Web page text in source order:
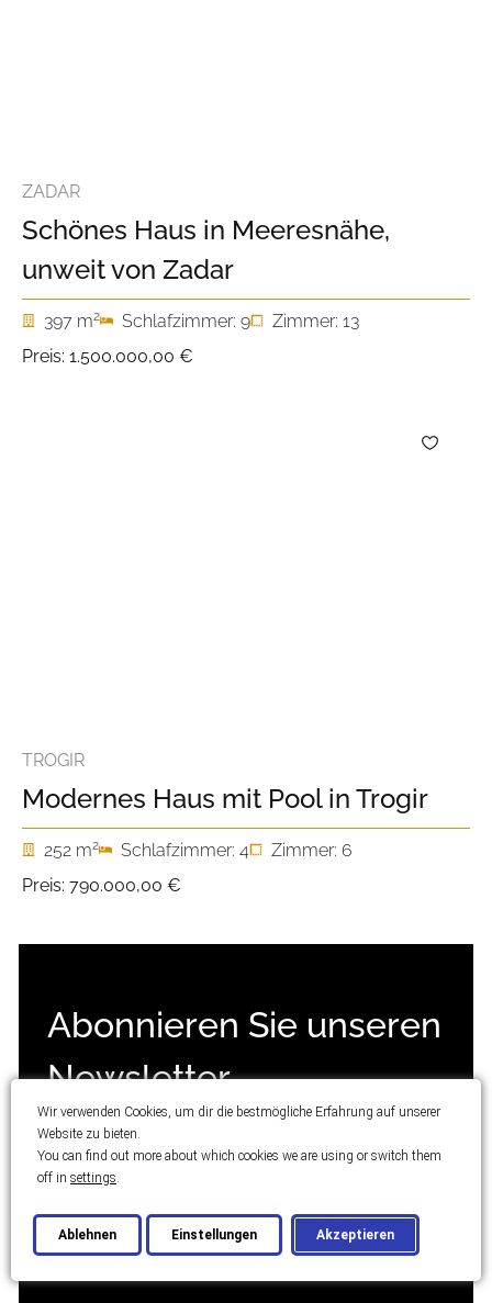
ZADAR
Schönes Haus in Meeresnähe,
unweit von Zadar
397 m2 Schlafzimmer: 9
Zimmer: 13
Preis: 1.500.000,00 €
TROGIR
Modernes Haus mit Pool in Trogir
252 m2 Schlafzimmer: 4
Zimmer: 6
Preis: 790.000,00 €
Abonnieren Sie unseren
Newsletter
E-
MAIL
DSGVO-
EINWILLIGUNG
Ich habe
die Datenschutzbestimmungen
gelesen und akzeptiere sie.
Wir verwenden Cookies, um dir die bestmögliche Erfahrung auf unserer
Website zu bieten.
You can find out more about which cookies we are using or switch them
off in settings.
Akzeptieren
Ablehnen Einstellungen